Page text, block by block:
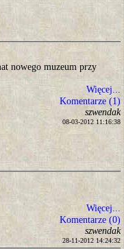
nowego muzeum przy
Więcej...
Komentarze (1)
szwendak
08-03-2012 11:16:38
Więcej...
Komentarze (0)
szwendak
28-11-2012 14:24:32